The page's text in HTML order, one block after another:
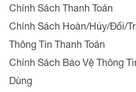
Chính Sách Thanh Toán
Chính Sách Hoàn/Hủy/Đổi/
Thông Tin Thanh Toán
Chính Sách Bảo Vệ Thông
Dùng